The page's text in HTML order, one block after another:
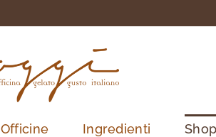
Officine Ingredienti